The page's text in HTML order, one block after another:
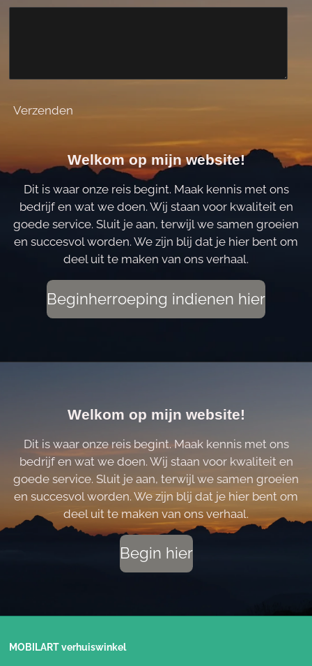
Verzenden
Welkom op mijn website!
Dit is waar onze reis begint. Maak kennis met ons
bedrijf en wat we doen. Wij staan voor kwaliteit en
goede service. Sluit je aan, terwijl we samen groeien
en succesvol worden. We zijn blij dat je hier bent om
deel uit te maken van ons verhaal.
Beginherroeping indienen hier
Welkom op mijn website!
Dit is waar onze reis begint. Maak kennis met ons
bedrijf en wat we doen. Wij staan voor kwaliteit en
goede service. Sluit je aan, terwijl we samen groeien
en succesvol worden. We zijn blij dat je hier bent om
deel uit te maken van ons verhaal.
Begin hier
MOBILART verhuiswinkel